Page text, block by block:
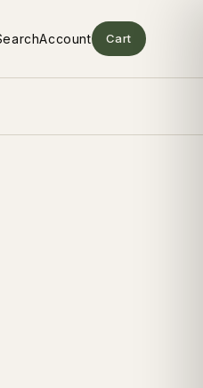
Account Cart